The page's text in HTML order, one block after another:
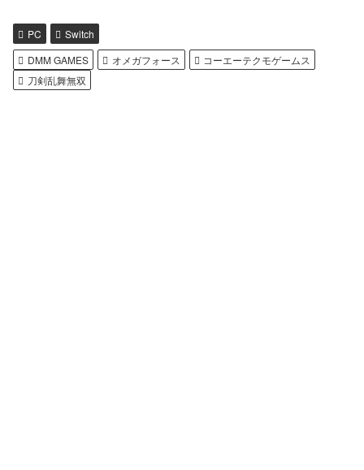
PC
Switch
DMM GAMES
オメガフォース
コーエーテクモゲームス
刀剣乱舞無双